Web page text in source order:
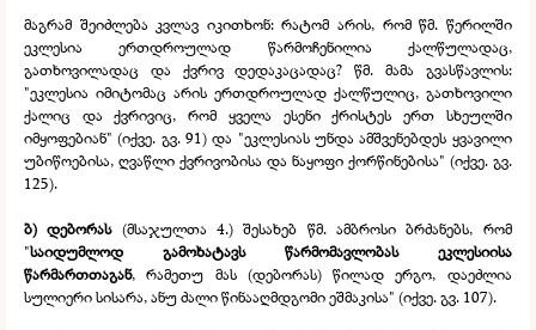
მაგრამ შეიძლება კვლავ იკითხონ: რატომ არის, რომ წმ. წერილში
ეკლესია ერთდროულად წარმოჩენილია ქალწულადაც,
გათხოვილადაც და ქვრივ დედაკაცადაც? წმ. მამა გვასწავლის:
"ეკლესია იმიტომაც არის ერთდროულად ქალწულიც, გათხოვილი
ქალიც და ქვრივიც, რომ ყველა ესენი ქრისტეს ერთ სხეულში
იმყოფებიან" (იქვე. გვ. 91) და "ეკლესიას უნდა ამშვენებდეს ყვავილი
უბიწოებისა, ღვაწლი ქვრივობისა და ნაყოფი ქორწინებისა" (იქვე. გვ.
125).
ბ) დებორას (მსაჯულთა 4.) შესახებ წმ. ამბროსი ბრძანებს, რომ
"საიდუმლოდ გამოხატავს წარმომავლობას ეკლესიისა
წარმართთაგან, რამეთუ მას (დებორას) წილად ერგო, დაეძლია
სულიერი სისარა, ანუ ძალი წინააღმდგომი ეშმაკისა" (იქვე. გვ. 107).